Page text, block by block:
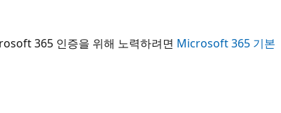
365 인증을 위해 노력하려면 Microsoft 365 기본